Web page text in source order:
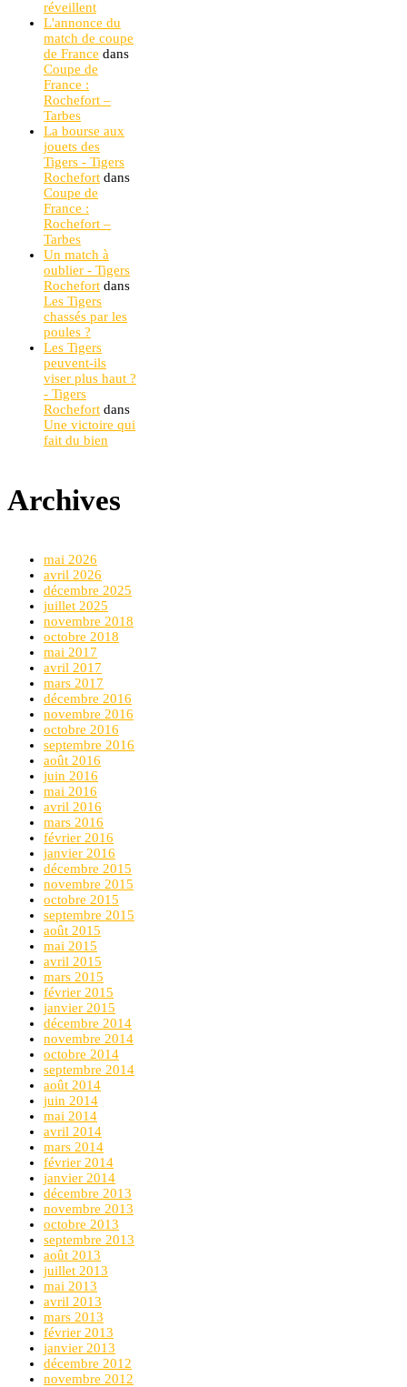
réveillent
L'annonce du
match de coupe
de France dans
Coupe de
France :
Rochefort –
Tarbes
La bourse aux
jouets des
Tigers - Tigers
Rochefort dans
Coupe de
France :
Rochefort –
Tarbes
Un match à
oublier - Tigers
Rochefort dans
Les Tigers
chassés par les
poules ?
Les Tigers
peuvent-ils
viser plus haut ?
- Tigers
Rochefort dans
Une victoire qui
fait du bien
Archives
mai 2026
avril 2026
décembre 2025
juillet 2025
novembre 2018
octobre 2018
mai 2017
avril 2017
mars 2017
décembre 2016
novembre 2016
octobre 2016
septembre 2016
août 2016
juin 2016
mai 2016
avril 2016
mars 2016
février 2016
janvier 2016
décembre 2015
novembre 2015
octobre 2015
septembre 2015
août 2015
mai 2015
avril 2015
mars 2015
février 2015
janvier 2015
décembre 2014
novembre 2014
octobre 2014
septembre 2014
août 2014
juin 2014
mai 2014
avril 2014
mars 2014
février 2014
janvier 2014
décembre 2013
novembre 2013
octobre 2013
septembre 2013
août 2013
juillet 2013
mai 2013
avril 2013
mars 2013
février 2013
janvier 2013
décembre 2012
novembre 2012